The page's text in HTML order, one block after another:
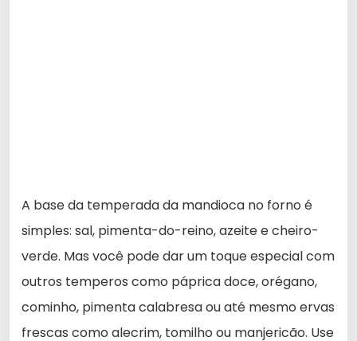
A base da temperada da mandioca no forno é
simples: sal, pimenta-do-reino, azeite e cheiro-
verde. Mas você pode dar um toque especial com
outros temperos como páprica doce, orégano,
cominho, pimenta calabresa ou até mesmo ervas
frescas como alecrim, tomilho ou manjericão. Use